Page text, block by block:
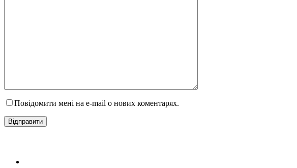
Повідомити мені на e-mail о нових коментарях.